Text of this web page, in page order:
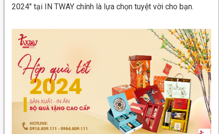
2024" tại IN TWAY chính là lựa chọn tuyệt vời cho bạn.